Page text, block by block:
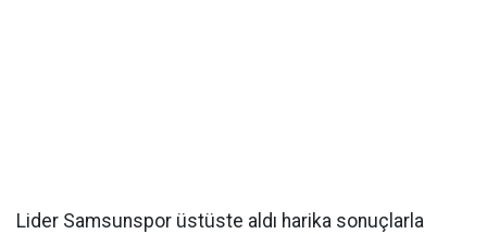
Lider Samsunspor üstüste aldı harika sonuçlarla